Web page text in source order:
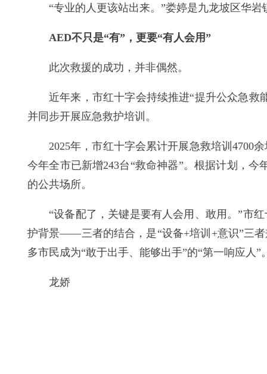
“专业的人更该站出来。”娄婷是九龙坡区华
AED不只是“有”，更要“有人会用”
此次救援的成功，并非偶然。
近年来，市红十字会持续推进“提升公众急
并同步开展应急救护培训。
2025年，市红十字会累计开展急救培训4700
今年全市已新增243台“救命神器”。根据计划，
的公共场所。
“设备配了，关键是要有人会用、敢用。”市
护背景——三者的结合，是“设备+培训+意识”三
多市民成为“敢于出手、能够出手”的“第一响应人”
龙娇